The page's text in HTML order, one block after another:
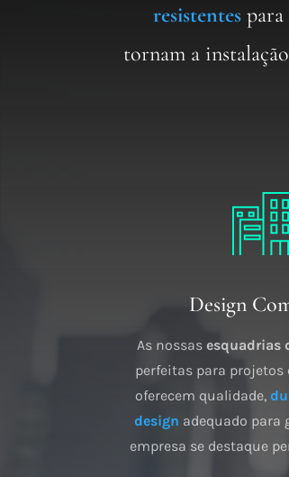
resistentes para
tornam a
Design
As nossas esquadrias
perfeitas para projetos
oferecem qualidade,
design adequado para
empresa se destaque